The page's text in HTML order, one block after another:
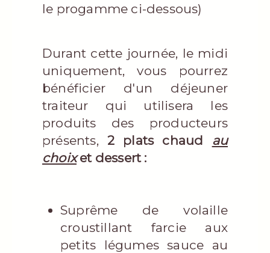
le progamme ci-dessous)
Durant cette journée, le midi
uniquement, vous pourrez
bénéficier d'un déjeuner
traiteur qui utilisera les
produits des producteurs
présents, 2 plats chaud au
choixet dessert :
Suprême de volaille
croustillant farcie aux
petits légumes sauce au